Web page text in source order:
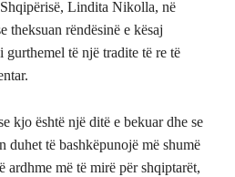
Lindita Nikolla, në
theksuan rëndësinë e kësaj
gurthemel të një tradite të re të
kjo është një ditë e bekuar dhe se
duhet të bashkëpunojë më shumë
ardhme më të mirë për shqiptarët,